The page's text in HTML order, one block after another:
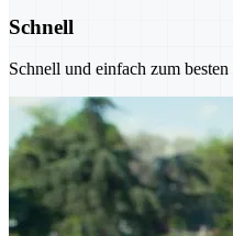
Schnell
Schnell und einfach zum